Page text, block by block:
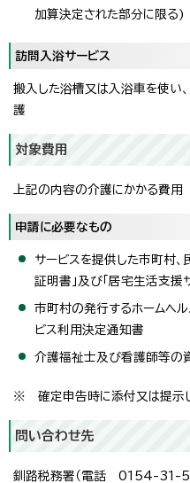
加算決定された部分に限る)
訪問入浴サービス
搬入した浴槽又は入浴車を使い
護
対象費用
上記の内容の介護にかかる費用
申請に必要なもの
サービスを提供した市町村
証明書」及び「居宅生活支援
市町村の発行するホームヘ
ビス利用決定通知書
介護福祉士及び看護師等の
※ 確定申告時に添付又は提示
問い合わせ先
釧路税務署（電話 0154-31-